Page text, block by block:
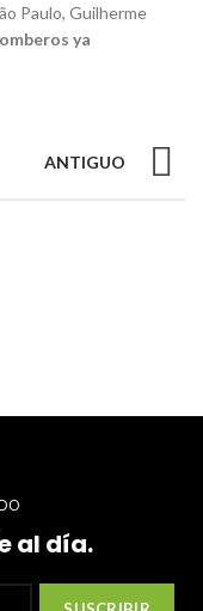
Paulo, Guilherme
ya
ANTIGUO
al día.